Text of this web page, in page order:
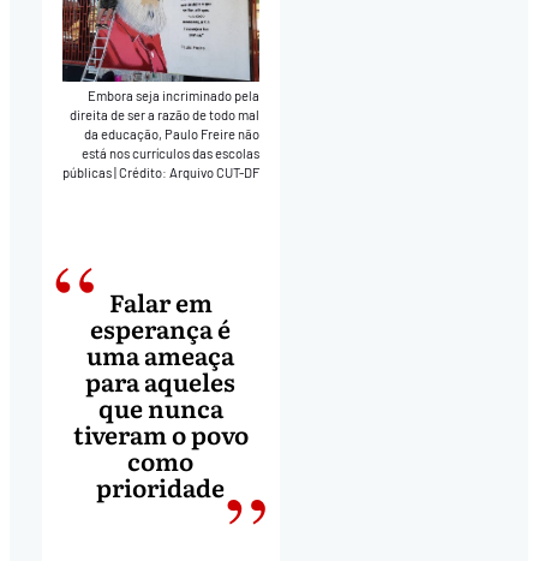
Embora seja incriminado pela
direita de ser a razão de todo mal
da educação, Paulo Freire não
está nos currículos das escolas
públicas Crédito: Arquivo CUT-DF
Falar em
esperança é
uma ameaça
para aqueles
que nunca
tiveram o povo
como
prioridade